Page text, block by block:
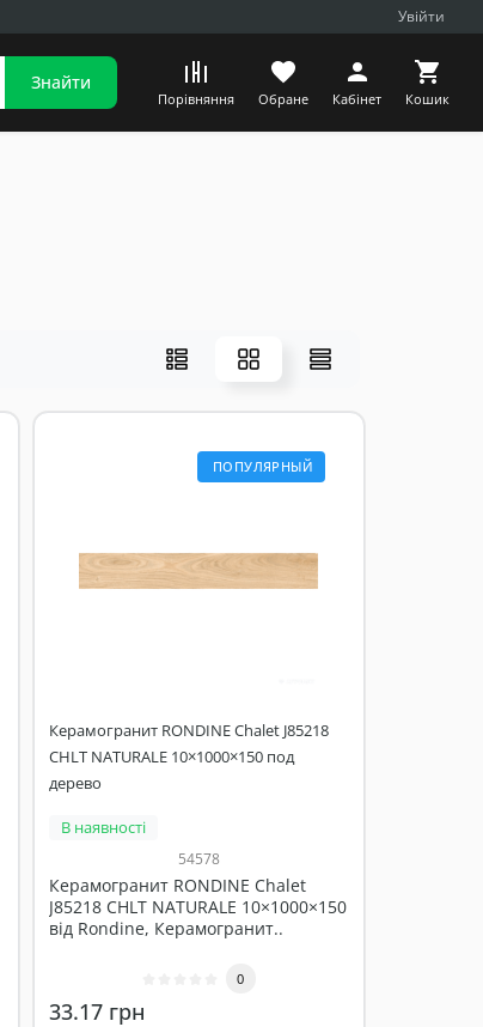
Увійти
Знайти
Порівняння Обране Кабінет Кошик
ПОПУЛЯРНЫЙ
Керамогранит RONDINE Chalet J85218
CHLT NATURALE 10×1000×150 под
дерево
В наявності
54578
Керамогранит RONDINE Chalet
J85218 CHLT NATURALE 10×1000×150
від Rondine, Керамогранит..
0
33.17 грн